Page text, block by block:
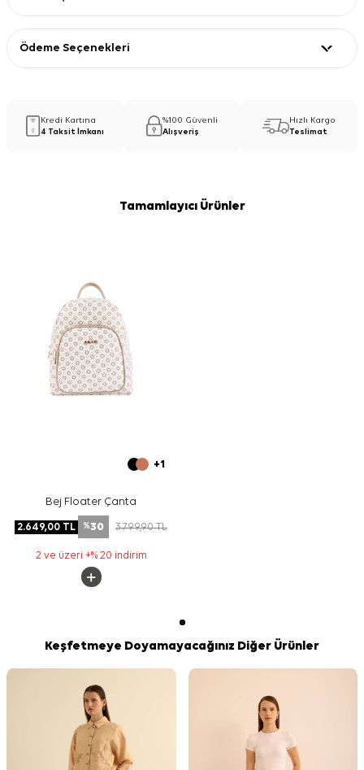
Ödeme Seçenekleri
Kredi Kartına
4 Taksit İmkanı
%100 Güvenli
Alışveriş
Hızlı Kargo
Teslimat
Tamamlayıcı Ürünler
+1
Bej Floater Çanta
2.649,00 TL %30 3.799,90TL
2 ve üzeri +% 20 indirim
Keşfetmeye Doyamayacağınız Diğer Ürünler